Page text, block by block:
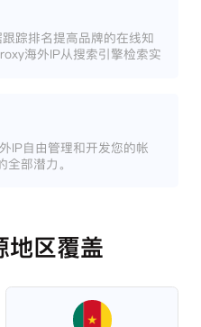
踪排名提高品牌的在线知
海外IP从搜索引擎检索实
IP自由管理和开发您的帐
部潜力。
地区覆盖